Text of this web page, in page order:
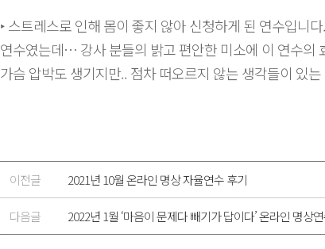
‣ 스트레스로 인해 몸이 좋지 않아 신청하게 된 연수입니
연수였는데… 강사 분들의 밝고 편안한 미소에 이 연수의
가슴 압박도 생기지만.. 점차 떠오르지 않는 생각들이 있
이전글 2021년 10월 온라인 명상 자율연수 후기
다음글 2022년 1월 ‘마음이 문제다 빼기가 답이다’ 온라인 명상